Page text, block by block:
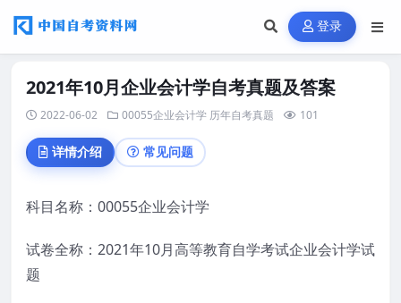
登录
2021年10月企业会计学自考真题及答案
2022-06-02 00055企业会计学 历年自考真题 101
详情介绍 常见问题
科目名称：00055企业会计学
试卷全称：2021年10月高等教育自学考试企业会计学试
题